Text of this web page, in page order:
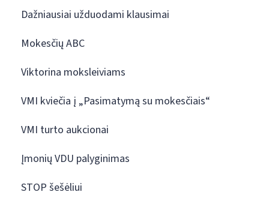
Dažniausiai užduodami klausimai
Mokesčių ABC
Viktorina moksleiviams
VMI kviečia į „Pasimatymą su mokesčiais“
VMI turto aukcionai
Įmonių VDU palyginimas
STOP šešėliui